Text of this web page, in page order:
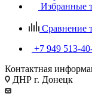
Избранные
Сравнение
+7 949 513-
Контактная
ДНР г. Донецк